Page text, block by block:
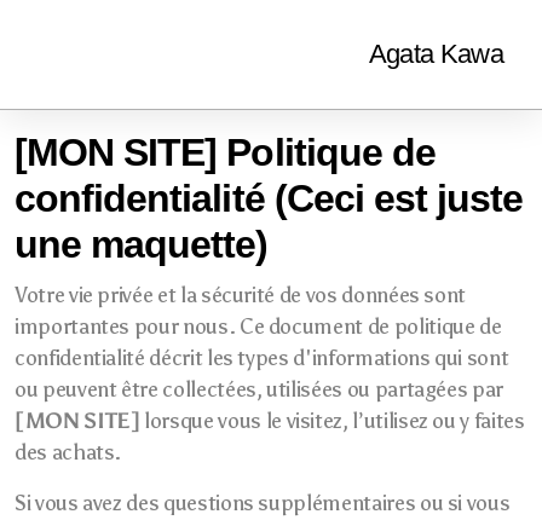
Agata Kawa
[MON SITE] Politique de
confidentialité (Ceci est juste
une maquette)
Votre vie privée et la sécurité de vos données sont
importantes pour nous. Ce document de politique de
confidentialité décrit les types d'informations qui sont
ou peuvent être collectées, utilisées ou partagées par
[MON SITE] lorsque vous le visitez, l’utilisez ou y faites
des achats.
Si vous avez des questions supplémentaires ou si vous